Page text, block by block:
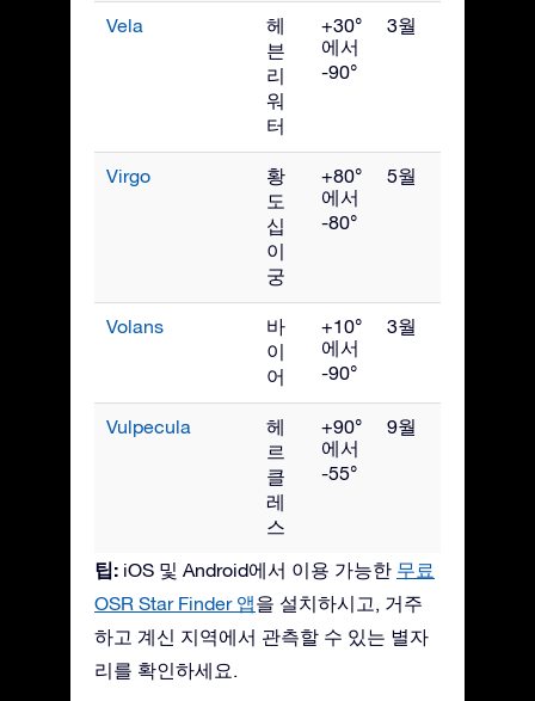
Vela
헤
븐
리
워
터
+30°
에서
-90°
3월
Virgo
황
도
십
이
궁
+80°
에서
-80°
5월
Volans
바
이
어
+10°
에서
-90°
3월
Vulpecula
헤
르
클
레
스
+90°
에서
-55°
9월
팁: iOS 및 Android에서 이용 가능한 무료
OSR Star Finder 앱을 설치하시고, 거주
하고 계신 지역에서 관측할 수 있는 별자
리를 확인하세요.